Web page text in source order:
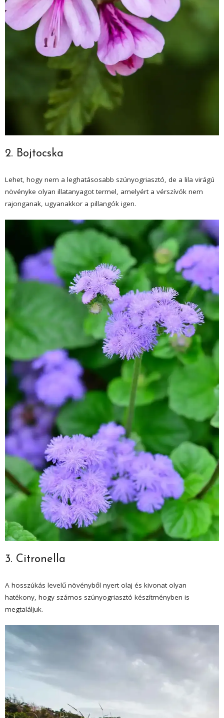
2. Bojtocska
Lehet, hogy nem a leghatásosabb szúnyogriasztó, de a lila virágú
növényke olyan illatanyagot termel, amelyért a vérszívók nem
rajonganak, ugyanakkor a pillangók igen.
3. Citronella
A hosszúkás levelű növényből nyert olaj és kivonat olyan
hatékony, hogy számos szúnyogriasztó készítményben is
megtaláljuk.